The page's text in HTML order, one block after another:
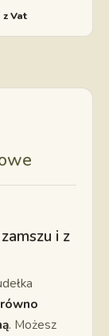
z Vat
i z
. Możesz